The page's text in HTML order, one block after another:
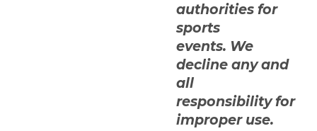
authorities for
sports
events. We
decline any and
all
responsibility for
improper use.